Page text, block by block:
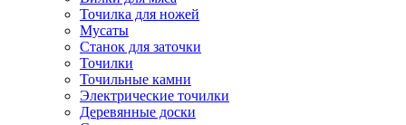
Точилка для ножей
Мусаты
Станок для заточки
Точилки
Точильные камни
Электрические точилки
Деревянные доски